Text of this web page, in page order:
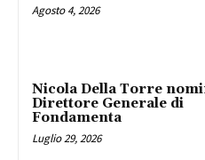
Agosto 4, 2026
Nicola Della Torre
Direttore Generale di
Fondamenta
Luglio 29, 2026